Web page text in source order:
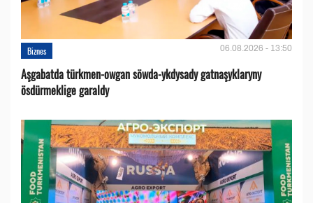
Biznes 06.08.2026 - 13:50
Aşgabatda türkmen-owgan söwda-ykdysady gatnaşyklaryny
ösdürmeklige garaldy